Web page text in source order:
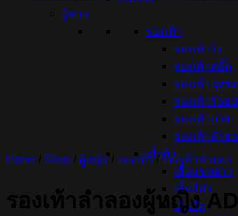
ผู้ชาย
รองเท้า
รองเท้าวิ่ง
รองเท้าสตั๊ด
รองเท้าฟุตซ
รองเท้าร้อย
รองเท้าบาส
รองเท้าลำลอ
เสื้อผ้า
เสื้อแขนยาว
เสื้อกีฬา
เสื้อยืด
Home Shop ผู้หญิง รองเท้า / รองเท้าลำลอง
รองเท้าลำลองผู้หญิง